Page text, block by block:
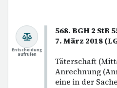
568. BGH 2 StR
7. März 2018
Täterschaft
Anrechnung
eine in der
Entscheidung
aufrufen